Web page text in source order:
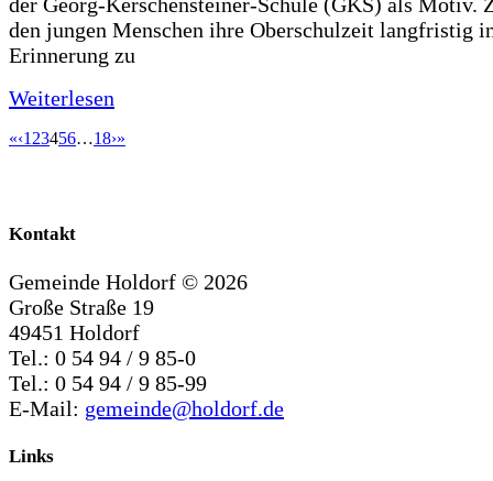
den jungen Menschen ihre Oberschulzeit langfristig
Erinnerung zu
Weiterlesen
«‹1 23456…18›»
Kontakt
Gemeinde Holdorf © 2026
Große Straße 19
49451 Holdorf
Tel.: 0 54 94 / 9 85-0
Tel.: 0 54 94 / 9 85-99
E-Mail: gemeinde@holdorf.de
Links